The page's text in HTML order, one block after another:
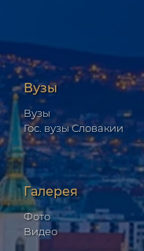
Вузы
Вузы
Гос. вузы Словакии
Галерея
Фото
Видео